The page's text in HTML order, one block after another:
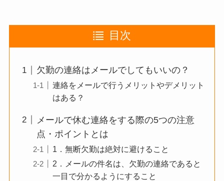
目次
欠勤の連絡はメールでしてもいいの？
連絡をメールで行うメリットやデメリット
はある？
メールで休む連絡をする際の5つの注意
点・ポイントとは
1．無断欠勤は絶対に避けること
2．メールの件名は、欠勤の連絡であると
一目で分かるようにすること